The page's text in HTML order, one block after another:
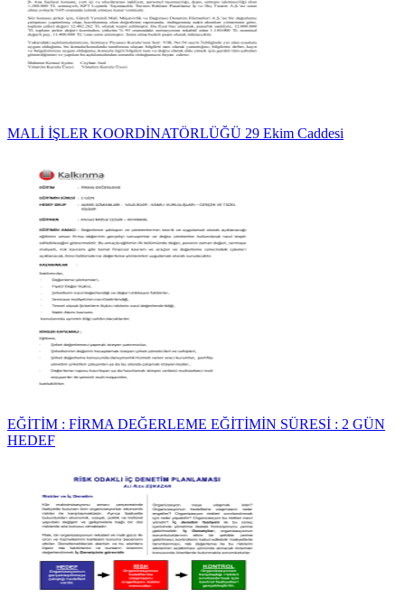
MALİ İŞLER KOORDİNATÖRLÜĞÜ 29 Ekim Caddesi
EĞİTİM : FİRMA DEĞERLEME EĞİTİMİN SÜRESİ : 2 GÜN
HEDEF